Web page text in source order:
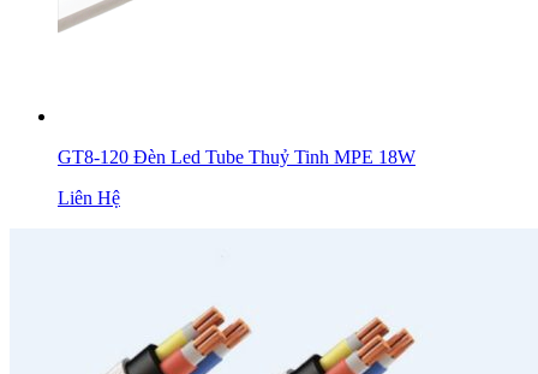
GT8-120 Đèn Led Tube Thuỷ Tinh MPE 18W
Liên Hệ